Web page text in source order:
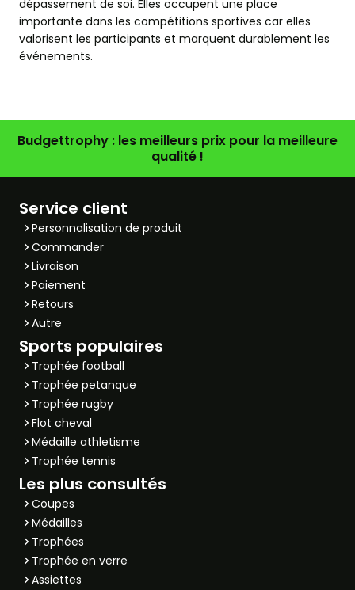
dépassement de soi. Elles occupent une place
importante dans les compétitions sportives car elles
valorisent les participants et marquent durablement les
événements.
Budgettrophy : les meilleurs prix pour la meilleure
qualité !
Service client
Personnalisation de produit
Commander
Livraison
Paiement
Retours
Autre
Sports populaires
Trophée football
Trophée petanque
Trophée rugby
Flot cheval
Médaille athletisme
Trophée tennis
Les plus consultés
Coupes
Médailles
Trophées
Trophée en verre
Assiettes